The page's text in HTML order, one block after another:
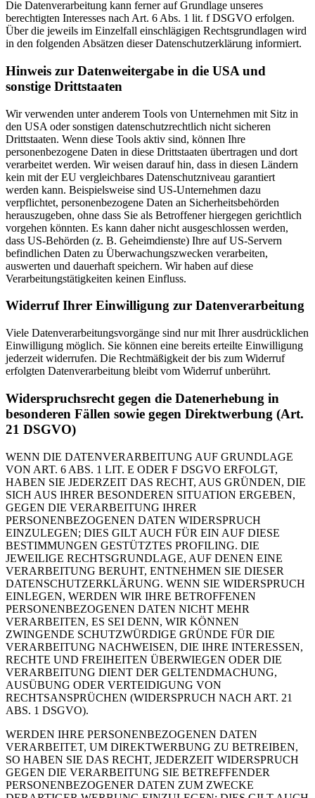
Die Datenverarbeitung kann ferner auf Grundlage unseres
berechtigten Interesses nach Art. 6 Abs. 1 lit. f DSGVO erfolgen.
Über die jeweils im Einzelfall einschlägigen Rechtsgrundlagen wird
in den folgenden Absätzen dieser Datenschutzerklärung informiert.
Hinweis zur Datenweitergabe in die USA und
sonstige Drittstaaten
Wir verwenden unter anderem Tools von Unternehmen mit Sitz in
den USA oder sonstigen datenschutzrechtlich nicht sicheren
Drittstaaten. Wenn diese Tools aktiv sind, können Ihre
personenbezogene Daten in diese Drittstaaten übertragen und dort
verarbeitet werden. Wir weisen darauf hin, dass in diesen Ländern
kein mit der EU vergleichbares Datenschutzniveau garantiert
werden kann. Beispielsweise sind US-Unternehmen dazu
verpflichtet, personenbezogene Daten an Sicherheitsbehörden
herauszugeben, ohne dass Sie als Betroffener hiergegen gerichtlich
vorgehen könnten. Es kann daher nicht ausgeschlossen werden,
dass US-Behörden (z. B. Geheimdienste) Ihre auf US-Servern
befindlichen Daten zu Überwachungszwecken verarbeiten,
auswerten und dauerhaft speichern. Wir haben auf diese
Verarbeitungstätigkeiten keinen Einfluss.
Widerruf Ihrer Einwilligung zur Datenverarbeitung
Viele Datenverarbeitungsvorgänge sind nur mit Ihrer ausdrücklichen
Einwilligung möglich. Sie können eine bereits erteilte Einwilligung
jederzeit widerrufen. Die Rechtmäßigkeit der bis zum Widerruf
erfolgten Datenverarbeitung bleibt vom Widerruf unberührt.
Widerspruchsrecht gegen die Datenerhebung in
besonderen Fällen sowie gegen Direktwerbung (Art.
21 DSGVO)
WENN DIE DATENVERARBEITUNG AUF GRUNDLAGE
VON ART. 6 ABS. 1 LIT. E ODER F DSGVO ERFOLGT,
HABEN SIE JEDERZEIT DAS RECHT, AUS GRÜNDEN, DIE
SICH AUS IHRER BESONDEREN SITUATION ERGEBEN,
GEGEN DIE VERARBEITUNG IHRER
PERSONENBEZOGENEN DATEN WIDERSPRUCH
EINZULEGEN; DIES GILT AUCH FÜR EIN AUF DIESE
BESTIMMUNGEN GESTÜTZTES PROFILING. DIE
JEWEILIGE RECHTSGRUNDLAGE, AUF DENEN EINE
VERARBEITUNG BERUHT, ENTNEHMEN SIE DIESER
DATENSCHUTZERKLÄRUNG. WENN SIE WIDERSPRUCH
EINLEGEN, WERDEN WIR IHRE BETROFFENEN
PERSONENBEZOGENEN DATEN NICHT MEHR
VERARBEITEN, ES SEI DENN, WIR KÖNNEN
ZWINGENDE SCHUTZWÜRDIGE GRÜNDE FÜR DIE
VERARBEITUNG NACHWEISEN, DIE IHRE INTERESSEN,
RECHTE UND FREIHEITEN ÜBERWIEGEN ODER DIE
VERARBEITUNG DIENT DER GELTENDMACHUNG,
AUSÜBUNG ODER VERTEIDIGUNG VON
RECHTSANSPRÜCHEN (WIDERSPRUCH NACH ART. 21
ABS. 1 DSGVO).
WERDEN IHRE PERSONENBEZOGENEN DATEN
VERARBEITET, UM DIREKTWERBUNG ZU BETREIBEN,
SO HABEN SIE DAS RECHT, JEDERZEIT WIDERSPRUCH
GEGEN DIE VERARBEITUNG SIE BETREFFENDER
PERSONENBEZOGENER DATEN ZUM ZWECKE